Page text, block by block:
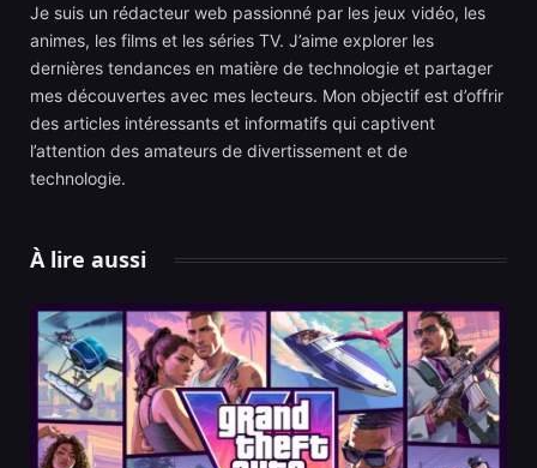
Je suis un rédacteur web passionné par les jeux vidéo, les
animes, les films et les séries TV. J’aime explorer les
dernières tendances en matière de technologie et partager
mes découvertes avec mes lecteurs. Mon objectif est d’offrir
des articles intéressants et informatifs qui captivent
l’attention des amateurs de divertissement et de
technologie.
À lire aussi